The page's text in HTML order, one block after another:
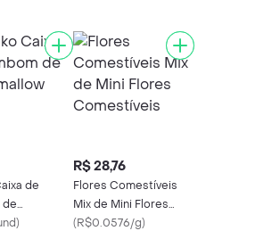
de
de
)
R$ 28,76
Flores Comestíveis
Mix de Mini Flores
Comestíveis
(R$0.0576/g)